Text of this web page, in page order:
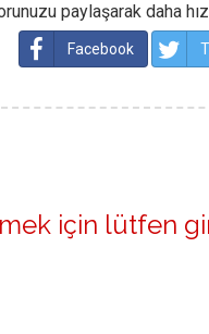
paylaşarak daha
Facebook
için lütfen